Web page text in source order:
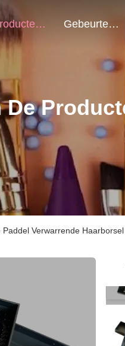
Producten Gebeurtenissen
De
Verwarrende Haarborsel